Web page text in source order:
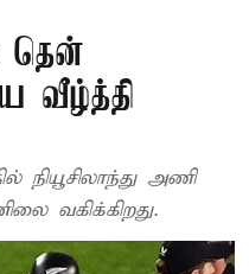
தென்
வீழ்த்தி
நியூசிலாந்து அணி
வகிக்கிறது.